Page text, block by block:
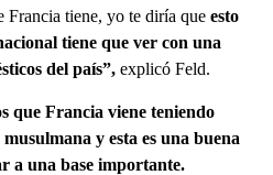
Francia tiene, yo te diría que esto
tiene que ver con una
del país”, explicó Feld.
que Francia viene teniendo
y esta es una buena
a una base importante.